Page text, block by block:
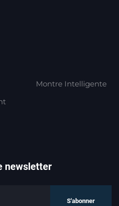
Montre Intelligente
newsletter
S'abonner